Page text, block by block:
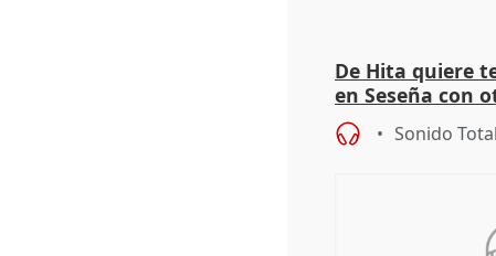
De Hita quiere
en Seseña con
Sonido